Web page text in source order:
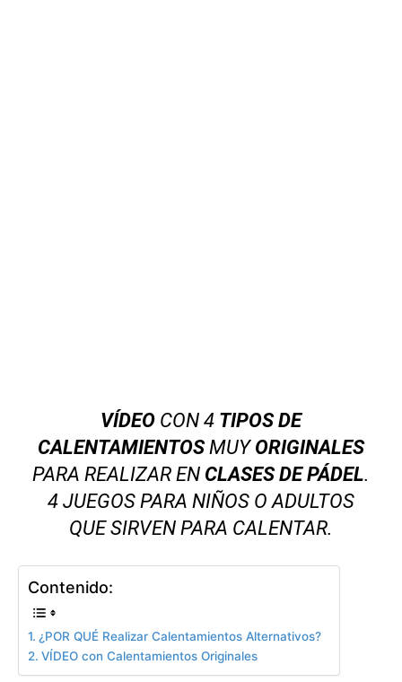
VÍDEO CON 4 TIPOS DE
CALENTAMIENTOSMUY ORIGINALES
PARA REALIZAR EN CLASES DE PÁDEL.
4 JUEGOS PARA NIÑOS O ADULTOS
QUE SIRVEN PARA CALENTAR.
Contenido:
¿POR QUÉ Realizar Calentamientos Alternativos?
VÍDEO con Calentamientos Originales